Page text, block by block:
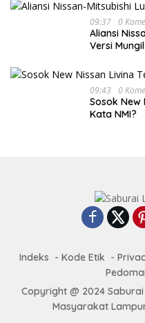
09:37 0
Aliansi
Versi Mungil
09:43
0
Sosok New
Kata NMI?
Indeks Kode Etik
Copyright @ 2024
Masyarakat